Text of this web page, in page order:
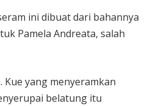
ini dibuat dari bahannya
Pamela Andreata, salah
Kue yang menyeramkan
belatung itu